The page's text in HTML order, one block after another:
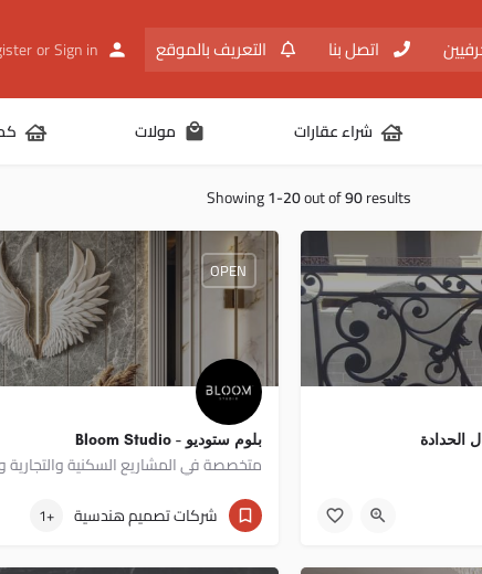
اتصل بنا التعريف بالموقع Sign in
or
شراء عقارات مولات
Showing1-20out of90results
الحدادة بلوم ستوديو - Bloom Studio
متخصصة في المشاريع السكنية والتجارية
01030836839
OPEN
شركات تصميم هندسية +1